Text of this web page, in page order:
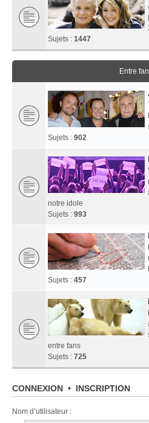
Sujets : 1447
Entre
Sujets : 902
notre idole
Sujets : 993
Sujets : 457
entre fans
Sujets : 725
CONNEXION • INSCRIPTION
Nom d’utilisateur :